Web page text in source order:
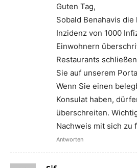
Guten Tag,
Sobald Benahavis
Inzidenz von 1000
Einwohnern
Restaurants
Sie auf unserem
Wenn Sie einen
Konsulat haben,
überschreiten.
Nachweis mit sich zu
Antworten